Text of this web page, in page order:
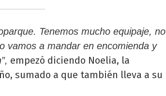
Tenemos mucho equipaje, no
vamos a mandar en encomienda y
empezó diciendo Noelia, la
sumado a que también lleva a su